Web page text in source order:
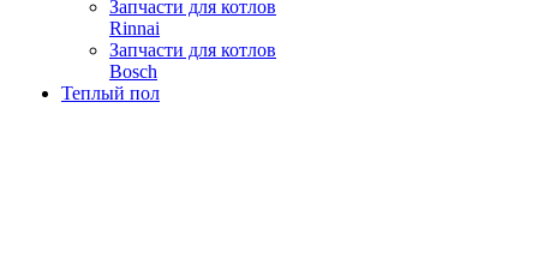
Запчасти для котлов
Rinnai
Запчасти для котлов
Bosch
Теплый пол